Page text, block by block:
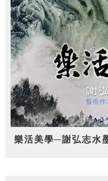
樂活美學─謝弘志水